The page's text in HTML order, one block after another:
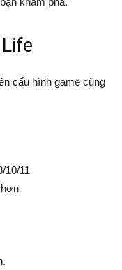
cấu hình game cũng
10/11